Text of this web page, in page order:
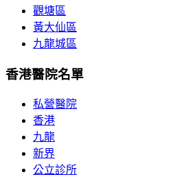
觀塘區
黃大仙區
九龍城區
香港醫院名單
私營醫院
香港
九龍
新界
公立診所